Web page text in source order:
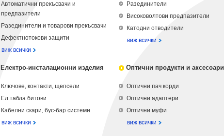
Автоматични прекъсвачи и
предпазители
Разединители и товарови прекъсвачи
Дефектнотокови защити
виж всички
Разединители
Високоволтови предпазители
Катодни отводители
виж всички
Електро-инсталационни изделия
Ключове, контакти, щепсели
Ел.табла битови
Кабелни скари, бус-бар системи
виж всички
Оптични продукти и аксесоари
Оптични пач корди
Оптични адаптери
Оптични муфи
виж всички